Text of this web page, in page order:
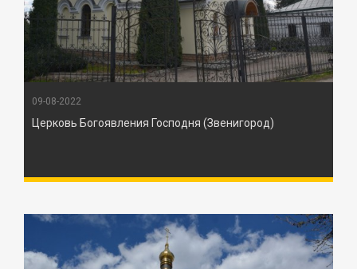
09-08-2022
Церковь Богоявления Господня (Звенигород)